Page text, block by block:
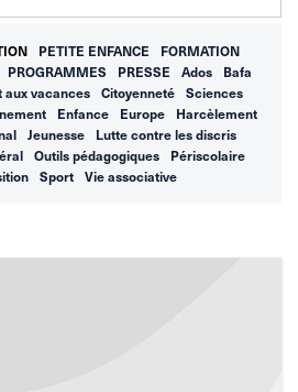
PETITE ENFANCE
FORMATION
PROGRAMMES PRESSE Ados
Bafa
aux vacances Citoyenneté
Sciences
Enfance Europe
Harcèlement
Jeunesse
Lutte contre les discris
Outils pédagogiques
Périscolaire
Sport Vie associative